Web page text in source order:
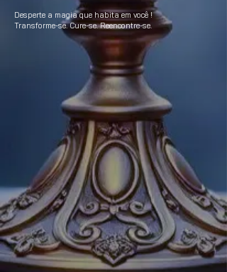
Desperte a magia que habita em você !
Transforme-se. Cure-se. Reencontre-se.